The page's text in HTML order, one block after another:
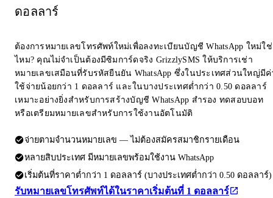
ดอลลาร์
ต้องการหมายเลขโทรศัพท์ใหม่เพื่อลงทะเบียนบัญชี WhatsApp ใหม่ใช่
ไหม? คุณไม่จำเป็นต้องมีซิมการ์ดจริง GrizzlySMS ให้บริการเช่า
หมายเลขเสมือนที่รับรหัสยืนยัน WhatsApp ซึ่งในประเทศส่วนใหญ่มีค่
ใช้จ่ายน้อยกว่า 1 ดอลลาร์ และในบางประเทศต่ำกว่า 0.50 ดอลลาร์
เหมาะอย่างยิ่งสำหรับการสร้างบัญชี WhatsApp สำรอง ทดสอบบอท
หรือเตรียมหมายเลขสำหรับการใช้งานอัตโนมัติ
จ่ายตามจำนวนหมายเลข — ไม่ต้องสมัครสมาชิกรายเดือน
หลายสิบประเทศ มีหมายเลขพร้อมใช้งาน WhatsApp
เริ่มต้นที่ราคาต่ำกว่า 1 ดอลลาร์ (บางประเทศต่ำกว่า 0.50 ดอลลาร์)
รับหมายเลขโทรศัพท์ได้ในราคาเริ่มต้นที่ 1 ดอลลาร์